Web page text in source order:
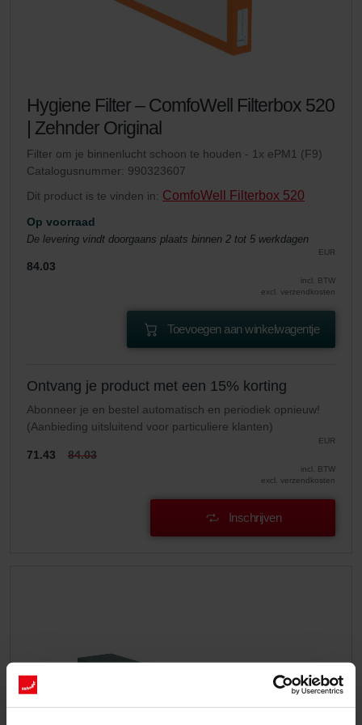
Hygiene Filter – ComfoWell Filterbox 520
| Zehnder Original
Filter om je binnenlucht schoon te houden - 1x ePM1 (F9)
Catalogusnummer: 990323607
Dit product is te vinden in: ComfoWell Filterbox 520
Op voorraad
De levering vindt doorgaans plaats binnen 2 tot 5 werkdagen
EUR
84.03
incl. BTW
excl. verzendkosten
Toevoegen aan winkelwagentje
Ontvang je product met een 15% korting
Abonneer je en bestel automatisch en periodiek opnieuw!
(Aanbieding uitsluitend voor particuliere klanten)
EUR
71.43 84.03
incl. BTW
excl. verzendkosten
Inschrijven